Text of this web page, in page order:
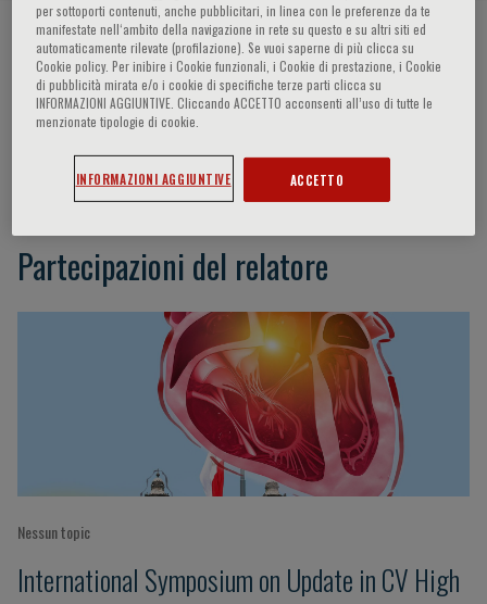
HOME PAGE / CORSI ED EVENTI / RELATORE
I. De Chiara
Partecipazioni del relatore
Nessun topic
International Symposium on Update in CV High
per sottoporti contenuti, anche pubblicitari, in linea con le preferenze da te
manifestate nell‘ambito della navigazione in rete su questo e su altri siti ed
automaticamente rilevate (profilazione). Se vuoi saperne di più clicca su
Cookie policy. Per inibire i Cookie funzionali, i Cookie di prestazione, i Cookie
di pubblicità mirata e/o i cookie di specifiche terze parti clicca su
INFORMAZIONI AGGIUNTIVE. Cliccando ACCETTO acconsenti all’uso di tutte le
menzionate tipologie di cookie.
INFORMAZIONI AGGIUNTIVE ACCETTO